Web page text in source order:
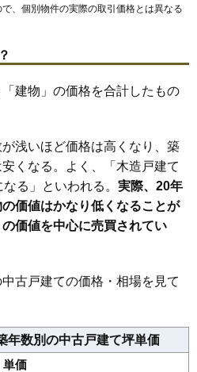
、個別物件の実際の取引価格とは異なる
建物」の価格を合計したもの
浅いほど価格は高くなり、築
くなる。よく、「木造戸建て
る」といわれる。 実際、20年
価値はかなり低くなることが
価値を中心に売買されてい
古戸建ての価格・相場を見て
数別の中古戸建て坪単価
単価